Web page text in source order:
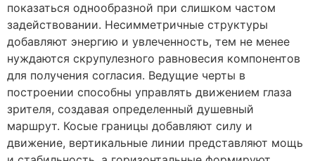
показаться однообразной при слишком частом
задействовании. Несимметричные структуры
добавляют энергию и увлеченность, тем не менее
нуждаются скрупулезного равновесия компонентов
для получения согласия. Ведущие черты в
построении способны управлять движением глаза
зрителя, создавая определенный душевный
маршрут. Косые границы добавляют силу и
движение, вертикальные линии представляют мощь